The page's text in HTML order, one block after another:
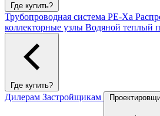
Где купить?
Трубопроводная система PE-Xa
коллекторные узлы Водяной теплый
Где купить?
Дилерам Застройщикам